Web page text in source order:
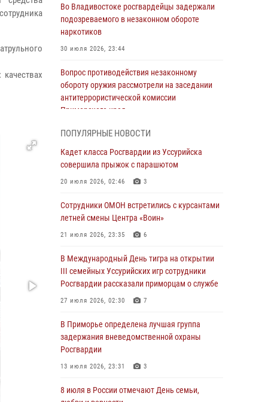
Во Владивостоке росгвардейцы задержали
подозреваемого в незаконном обороте
наркотиков
30 июля 2026, 23:44
Вопрос противодействия незаконному
обороту оружия рассмотрели на заседании
антитеррористической комиссии
Приморского края
Во Владивостоке во дворе жилого дома
сотрудники вневедомственной охраны
обнаружили запрещенные растения
В День Крещения Руси в Князь-
Владимирском храме – Главном храме
с крестным ходом
28 июля 2026, 10:29 3
Росгвардейцы в Приморье приняли участие в
28 июля 2026, 05:39 3
В Международный День тигра на открытии
III семейных Уссурийских игр сотрудники
27 июля 2026, 02:30 7
ПОПУЛЯРНЫЕ НОВОСТИ
Кадет класса Росгвардии из Уссурийска
совершила прыжок с парашютом
20 июля 2026, 02:46 3
Сотрудники ОМОН встретились с курсантами
летней смены Центра «Воин»
21 июля 2026, 23:35 6
В Международный День тигра на открытии
III семейных Уссурийских игр сотрудники
Росгвардии рассказали приморцам о службе
27 июля 2026, 02:30 7
В Приморье определена лучшая группа
задержания вневедомственной охраны
Росгвардии
13 июля 2026, 23:31 3
8 июля в России отмечают День семьи,